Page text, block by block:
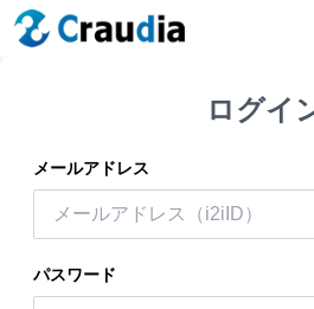
ログイ
メールアドレス
パスワード